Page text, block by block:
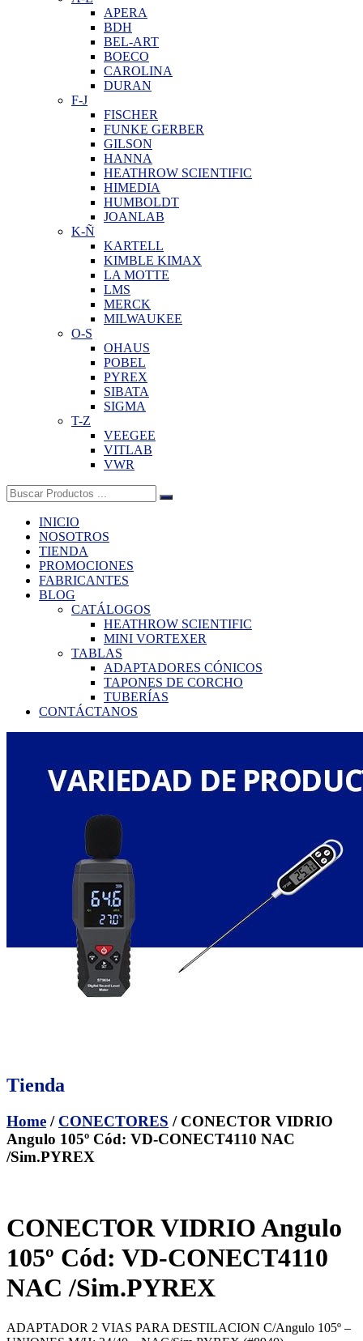
APERA
BDH
BEL-ART
BOECO
CAROLINA
DURAN
F-J
FISCHER
FUNKE GERBER
GILSON
HANNA
HEATHROW SCIENTIFIC
HIMEDIA
HUMBOLDT
JOANLAB
K-Ñ
KARTELL
KIMBLE KIMAX
LA MOTTE
LMS
MERCK
MILWAUKEE
O-S
OHAUS
POBEL
PYREX
SIBATA
SIGMA
T-Z
VEEGEE
VITLAB
VWR
Buscar:
INICIO
NOSOTROS
TIENDA
PROMOCIONES
FABRICANTES
BLOG
CATÁLOGOS
HEATHROW SCIENTIFIC
MINI VORTEXER
TABLAS
ADAPTADORES CÓNICOS
TAPONES DE CORCHO
TUBERÍAS
CONTÁCTANOS
Tienda
Home / CONECTORES / CONECTOR VIDRIO
Angulo 105º Cód: VD-CONECT4110 NAC
/Sim.PYREX
CONECTOR VIDRIO Angulo
105º Cód: VD-CONECT4110
NAC /Sim.PYREX
ADAPTADOR 2 VIAS PARA DESTILACION C/Angulo 105º –